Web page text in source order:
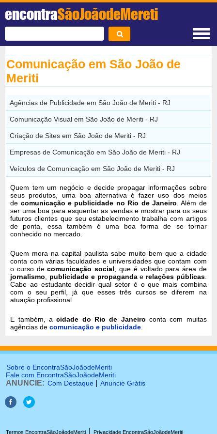
encontraSãoJoãodeMereti
Comunicação em São João de
Meriti
Agências de Publicidade em São João de Meriti - RJ
Comunicação Visual em São João de Meriti - RJ
Criação de Sites em São João de Meriti - RJ
Empresas de Comunicação em São João de Meriti - RJ
Veículos de Comunicação em São João de Meriti - RJ
Quem tem um negócio e decide propagar informações sobre
seus produtos, uma boa alternativa é fazer uso dos meios
de comunicação e publicidade no Rio de Janeiro . Além de
ser uma boa para esquentar as vendas e mostrar para os seus
futuros clientes que seu estabelecimento trabalha com artigos
de ponta, essa também é uma boa forma de se tornar
conhecido no mercado.
Quem mora na capital paulista sabe muito bem que a cidade
conta com várias faculdades e universidades que contam com
o curso decomunicação social , que é voltado para área de
jornalismo
publicidade e propagandae relações públicas.
Cabe ao estudante decidir qual setor é o que mais combina
com o seu perfil, já que esses três cursos se diferem na
atuação profissional.
E também, acidade do Rio de Janeiro conta com muitas
agências decomunicação e publicidade
Sobre o EncontraSãoJoãodeMeriti
Fale com EncontraSãoJoãodeMeriti
ANUNCIE: Com Destaque Anuncie Grátis
Termos EncontraSãoJoãodeMeriti Privacidade EncontraSãoJoãodeMeriti